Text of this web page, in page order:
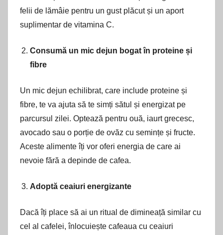
felii de lămâie pentru un gust plăcut și un aport
suplimentar de vitamina C.
Consumă un mic dejun bogat în proteine și
fibre
Un mic dejun echilibrat, care include proteine și
fibre, te va ajuta să te simți sătul și energizat pe
parcursul zilei. Optează pentru ouă, iaurt grecesc,
avocado sau o porție de ovăz cu semințe și fructe.
Aceste alimente îți vor oferi energia de care ai
nevoie fără a depinde de cafea.
Adoptă ceaiuri energizante
Dacă îți place să ai un ritual de dimineață similar cu
cel al cafelei, înlocuiește cafeaua cu ceaiuri